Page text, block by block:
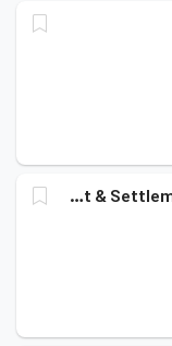
Payment & Settlement Accounting Specialist